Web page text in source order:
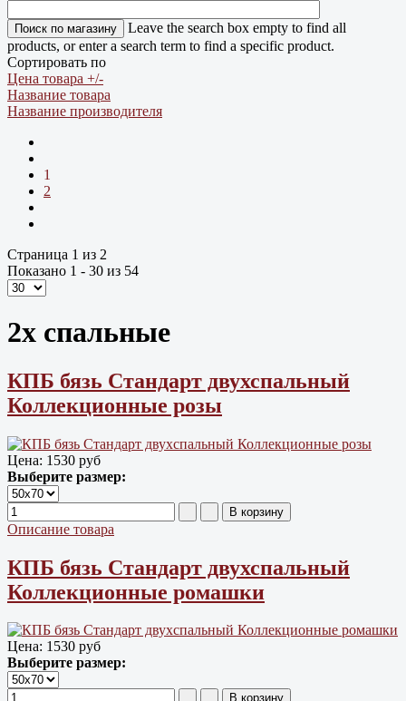
Leave the search box empty to find all
products, or enter a search term to find a specific product.
Сортировать по
Цена товара +/-
Название товара
Название производителя
1
2
Страница 1 из 2
Показано 1 - 30 из 54
2х спальные
КПБ бязь Cтандарт двухспальный
Коллекционные розы
Цена: 1530 руб
Выберите размер:
Описание товара
КПБ бязь Cтандарт двухспальный
Коллекционные ромашки
Цена: 1530 руб
Выберите размер: